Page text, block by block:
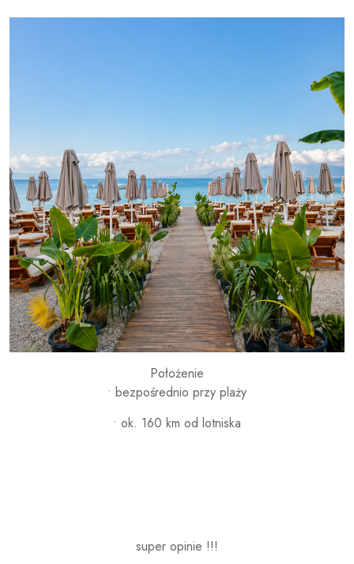
Położenie
• bezpośrednio przy plaży
• ok. 160 km od lotniska
super opinie !!!